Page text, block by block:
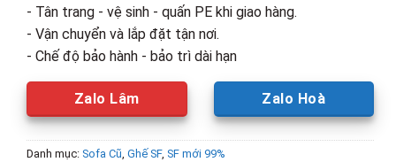
- Tân trang - vệ sinh - quấn PE khi giao hàng.
- Vận chuyển và lắp đặt tận nơi.
- Chế độ bảo hành - bảo trì dài hạn
Zalo Lâm Zalo Hoà
Danh mục: Sofa Cũ, Ghế SF, SF mới 99%